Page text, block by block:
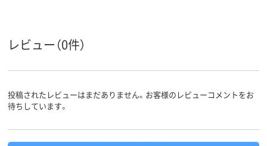
レビュー（0件）
投稿されたレビューはまだありません。お客様のレビューコメントをお
待ちしています。